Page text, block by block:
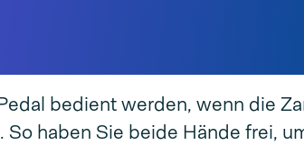
bedient werden, wenn die
haben Sie beide Hände frei,